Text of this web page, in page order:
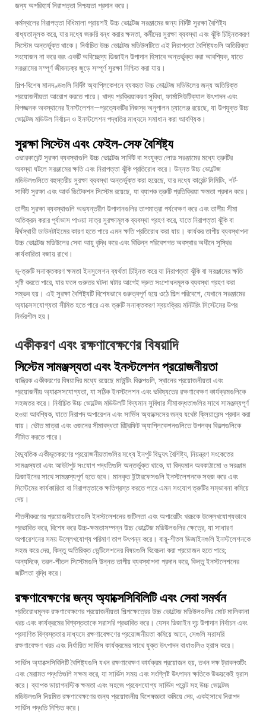
জন্য অপরিহার্য নিরাপত্তা নিশ্চয়তা প্রদান করে।
কর্মস্থলের নিরাপত্তা বিধিমালা প্রায়শই উচ্চ ভোল্টেজ সরঞ্জামের জন্য নির্দিষ্ট সুরক্ষা বৈশিষ্ট্য
বাধ্যতামূলক করে, যার মধ্যে জরুরি বন্ধ করার ক্ষমতা, কর্মীদের সুরক্ষা ব্যবস্থা এবং ঝুঁকি চিহ্নিতকরণ
সিস্টেম অন্তর্ভুক্ত থাকে। নির্বাচিত উচ্চ ভোল্টেজ মডিউলটিতে এই নিরাপত্তা বৈশিষ্ট্যগুলি অতিরিক্ত
সংযোজন না করে বরং একটি অবিচ্ছেদ্য ডিজাইন উপাদান হিসাবে অন্তর্ভুক্ত করা আবশ্যিক, যাতে
সরঞ্জামের সম্পূর্ণ জীবনচক্র জুড়ে সম্পূর্ণ সুরক্ষা নিশ্চিত করা যায়।
শিল্প-বিশেষ মানদণ্ডগুলি নির্দিষ্ট অ্যাপ্লিকেশনে ব্যবহৃত উচ্চ ভোল্টেজ মডিউলের জন্য অতিরিক্ত
প্রয়োজনীয়তা আরোপ করতে পারে। খাদ্য প্রক্রিয়াকরণ সুবিধা, ফার্মাসিউটিক্যাল উৎপাদন এবং
বিপজ্জনক অবস্থানের ইনস্টলেশন—প্রত্যেকটির নিজস্ব অনুপালন চ্যালেঞ্জ রয়েছে, যা উপযুক্ত উচ্চ
ভোল্টেজ মডিউল নির্বাচন ও ইনস্টলেশন পদ্ধতির মাধ্যমে সমাধান করা আবশ্যিক।
সুরক্ষা সিস্টেম এবং ফেইল-সেফ বৈশিষ্ট্য
ওভারকারেন্ট সুরক্ষা ব্যবস্থাগুলি উচ্চ ভোল্টেজ সার্কিট বা সংযুক্ত লোড সরঞ্জামের মধ্যে ত্রুটির
অবস্থা ঘটলে সরঞ্জামের ক্ষতি এবং নিরাপত্তা ঝুঁকি প্রতিরোধ করে। উন্নত উচ্চ ভোল্টেজ
মডিউলগুলিতে বহুস্তরীয় সুরক্ষা ব্যবস্থা অন্তর্ভুক্ত করা হয়েছে, যার মধ্যে কারেন্ট লিমিটিং, শর্ট-
সার্কিট সুরক্ষা এবং আর্ক ডিটেকশন সিস্টেম রয়েছে, যা ব্যাপক ত্রুটি প্রতিক্রিয়া ক্ষমতা প্রদান করে।
তাপীয় সুরক্ষা ব্যবস্থাগুলি অভ্যন্তরীণ উপাদানগুলির তাপমাত্রা পর্যবেক্ষণ করে এবং তাপীয় সীমা
অতিক্রম করার পূর্বাভাস পাওয়া মাত্র সুরক্ষামূলক ব্যবস্থা গ্রহণ করে, যাতে নিরাপত্তা ঝুঁকি বা
দীর্ঘস্থায়ী ডাউনটাইমের কারণ হতে পারে এমন ক্ষতি প্রতিরোধ করা যায়। কার্যকর তাপীয় ব্যবস্থাপনা
উচ্চ ভোল্টেজ মডিউলের সেবা আয়ু বৃদ্ধি করে এবং বিভিন্ন পরিবেশগত অবস্থার অধীনে সুস্থির
কার্যকারিতা বজায় রাখে।
ভূ-ত্রুটি সনাক্তকরণ ক্ষমতা ইনসুলেশন ব্যর্থতা চিহ্নিত করে যা নিরাপত্তা ঝুঁকি বা সরঞ্জামের ক্ষতি
সৃষ্টি করতে পারে, যার ফলে গুরুতর ঘটনা ঘটার আগেই দ্রুত সংশোধনমূলক ব্যবস্থা গ্রহণ করা
সম্ভব হয়। এই সুরক্ষা বৈশিষ্ট্যটি বিশেষভাবে গুরুত্বপূর্ণ হয়ে ওঠে শিল্প পরিবেশে, যেখানে সরঞ্জামের
অ্যাক্সেসযোগ্যতা সীমিত হতে পারে এবং ত্রুটি সনাক্তকরণ স্বয়ংক্রিয় মনিটরিং সিস্টেমের উপর
নির্ভরশীল হয়।
একীকরণ এবং রক্ষণাবেক্ষণের বিষয়াদি
সিস্টেম সামঞ্জস্যতা এবং ইনস্টলেশন প্রয়োজনীয়তা
যান্ত্রিক একীকরণের বিষয়াদির মধ্যে রয়েছে মাউন্টিং বিকল্পগুলি, স্থানের প্রয়োজনীয়তা এবং
প্রয়োজনীয় অ্যাক্সেসযোগ্যতা, যা সঠিক ইনস্টলেশন এবং ভবিষ্যতের রক্ষণাবেক্ষণ কার্যক্রমগুলিকে
সহজতর করে। নির্বাচিত উচ্চ ভোল্টেজ মডিউলটি বিদ্যমান সুবিধার সীমাবদ্ধতাগুলির সাথে সামঞ্জস্যপূর্ণ
হওয়া আবশ্যিক, যাতে নিরাপদ অপারেশন এবং সার্ভিস অ্যাক্সেসের জন্য যথেষ্ট ক্লিয়ারেন্স প্রদান করা
যায়। ভৌত মাত্রা এবং ওজনের সীমাবদ্ধতা রিট্রফিট অ্যাপ্লিকেশনগুলিতে উপলব্ধ বিকল্পগুলিকে
সীমিত করতে পারে।
বৈদ্যুতিক একীভূতকরণের প্রয়োজনীয়তাগুলির মধ্যে ইনপুট বিদ্যুৎ বৈশিষ্ট্য, নিয়ন্ত্রণ সংকেতের
সামঞ্জস্যতা এবং আউটপুট সংযোগ পদ্ধতিগুলি অন্তর্ভুক্ত থাকে, যা বিদ্যমান অবকাঠামো ও সরঞ্জাম
ডিজাইনের সাথে সামঞ্জস্যপূর্ণ হতে হবে। মানকৃত ইন্টারফেসগুলি ইনস্টলেশনকে সহজ করে এবং
সিস্টেমের কার্যকারিতা বা নিরাপত্তাকে ক্ষতিগ্রস্ত করতে পারে এমন সংযোগ ত্রুটির সম্ভাবনা কমিয়ে
দেয়।
শীতলীকরণের প্রয়োজনীয়তাগুলি ইনস্টলেশনের জটিলতা এবং অপারেটিং খরচকে উল্লেখযোগ্যভাবে
প্রভাবিত করে, বিশেষ করে উচ্চ-ক্ষমতাসম্পন্ন উচ্চ ভোল্টেজ মডিউলগুলির ক্ষেত্রে, যা সাধারণ
অপারেশনের সময় উল্লেখযোগ্য পরিমাণ তাপ উৎপন্ন করে। বায়ু-শীতল ডিজাইনগুলি ইনস্টলেশনকে
সহজ করে দেয়, কিন্তু অতিরিক্ত ভেন্টিলেশনের বিষয়গুলি বিবেচনা করা প্রয়োজন হতে পারে;
অন্যদিকে, তরল-শীতল সিস্টেমগুলি উন্নত তাপীয় ব্যবস্থাপনা প্রদান করে, কিন্তু ইনস্টলেশনের
জটিলতা বৃদ্ধি করে।
রক্ষণাবেক্ষণের জন্য অ্যাক্সেসিবিলিটি এবং সেবা সমর্থন
প্রতিরোধমূলক রক্ষণাবেক্ষণের প্রয়োজনীয়তা শিল্পক্ষেত্রের উচ্চ ভোল্টেজ মডিউলগুলির মোট মালিকানা
খরচ এবং কার্যক্রমের বিশ্বস্ততাকে সরাসরি প্রভাবিত করে। যেসব ডিজাইন দৃঢ় উপাদান নির্বাচন এবং
প্রমাণিত বিশ্বস্ততার মাধ্যমে রক্ষণাবেক্ষণের প্রয়োজনীয়তা কমিয়ে আনে, সেগুলি সরাসরি
রক্ষণাবেক্ষণ খরচ এবং নির্ধারিত সার্ভিস কার্যক্রমের সাথে যুক্ত উৎপাদন বাধাগুলিও হ্রাস করে।
সার্ভিস অ্যাক্সেসিবিলিটি বৈশিষ্ট্যগুলি যখন রক্ষণাবেক্ষণ কার্যক্রম প্রয়োজন হয়, তখন দক্ষ ট্রাবলশুটিং
এবং মেরামত পদ্ধতিগুলি সক্ষম করে, যা সার্ভিস সময় এবং সংশ্লিষ্ট উৎপাদন ক্ষতিকে উভয়কেই হ্রাস
করে। ব্যাপক ডায়াগনস্টিক ক্ষমতা এবং সহজে প্রবেশযোগ্য সার্ভিস পয়েন্ট সহ উচ্চ ভোল্টেজ
মডিউলগুলি নিয়মিত রক্ষণাবেক্ষণের জন্য প্রয়োজনীয় বিশেষজ্ঞতা কমিয়ে দেয়, একইসাথে নিরাপদ
সার্ভিস পদ্ধতি নিশ্চিত করে।